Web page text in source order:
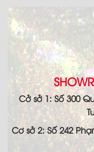
Cở sở 1: Số 300
Cơ sở 2: Số 242